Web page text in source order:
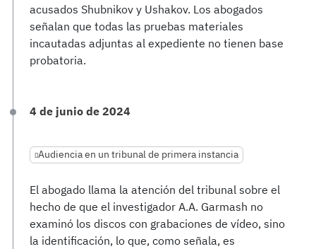
acusados Shubnikov y Ushakov. Los abogados
señalan que todas las pruebas materiales
incautadas adjuntas al expediente no tienen base
probatoria.
4 de junio de 2024
Audiencia en un tribunal de primera instancia
El abogado llama la atención del tribunal sobre el
hecho de que el investigador A.A. Garmash no
examinó los discos con grabaciones de vídeo, sino
la identificación, lo que, como señala, es